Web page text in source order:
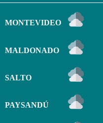
MONTEVIDEO
MALDONADO
SALTO
PAYSANDÚ